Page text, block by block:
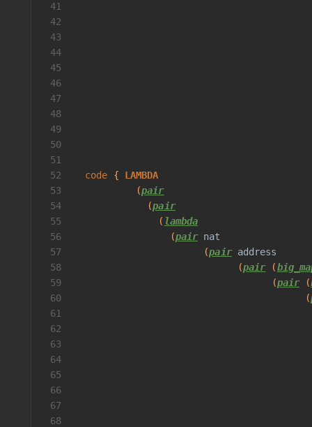
41
42
43
44
45
46
47
48
49
50
51
52
code { LAMBDA
53
(pair
54
(pair
55
( lambda
56
(pair nat
57
(pair address
58
(pair (
59
(pair (
60
(
61
62
63
64
65
66
67
68